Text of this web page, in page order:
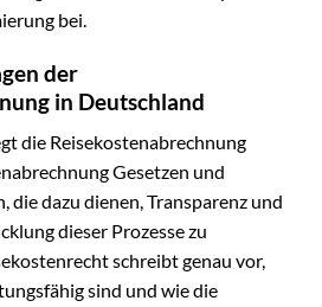
bei.
der
in Deutschland
die Reisekostenabrechnung
Gesetzen und
die dazu dienen, Transparenz und
dieser Prozesse zu
schreibt genau vor,
sind und wie die